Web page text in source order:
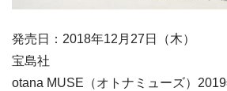
発売日：2018年12月27日（木）
宝島社
otana MUSE（オトナミューズ）